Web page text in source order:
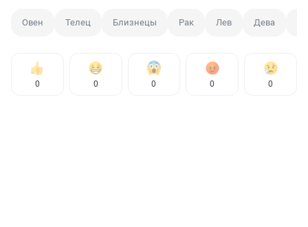
Овен Телец Близнецы Рак Лев Дева
0 0 0 0 0